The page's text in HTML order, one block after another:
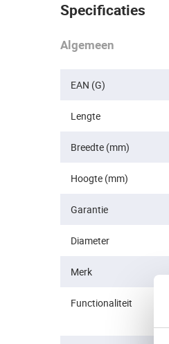
Specificaties
Algemeen
EAN (G)
Lengte
Breedte (mm)
Hoogte (mm)
Garantie
Diameter
Merk
Functionaliteit